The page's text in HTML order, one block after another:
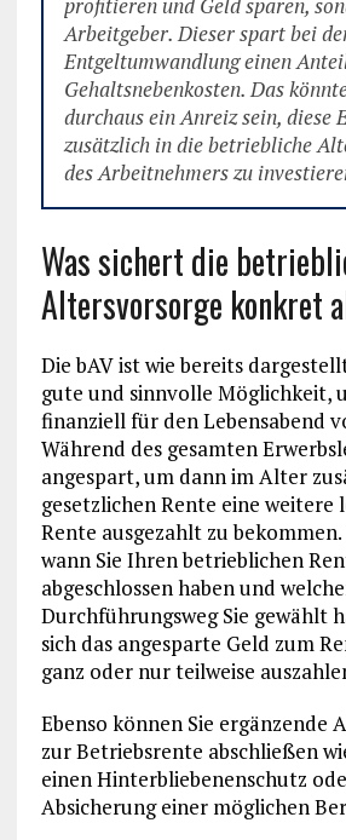
Arbeitgeber. Dieser spart bei
Entgeltumwandlung einen
Gehaltsnebenkosten. Das
durchaus ein Anreiz sein, diese
zusätzlich in die betriebliche
des Arbeitnehmers zu
Was sichert die
Altersvorsorge konkret
Die bAV ist wie bereits
gute und sinnvolle Möglichkeit,
finanziell für den Lebensabend
Während des gesamten
angespart, um dann im Alter
gesetzlichen Rente eine weitere
Rente ausgezahlt zu bekommen.
wann Sie Ihren betrieblichen
abgeschlossen haben und
Durchführungsweg Sie gewählt
sich das angesparte Geld zum
ganz oder nur teilweise
Ebenso können Sie ergänzende
zur Betriebsrente abschließen
einen Hinterbliebenenschutz
Absicherung einer möglichen